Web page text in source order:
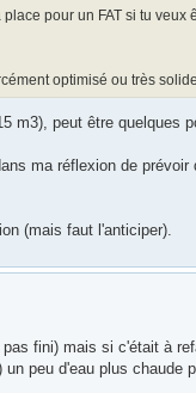
pour un FAT si tu veux
optimisé ou très
m3), peut être quelques
ma réflexion de prévoir
(mais faut l'anticiper).
fini) mais si c'était à
peu d'eau plus chaude